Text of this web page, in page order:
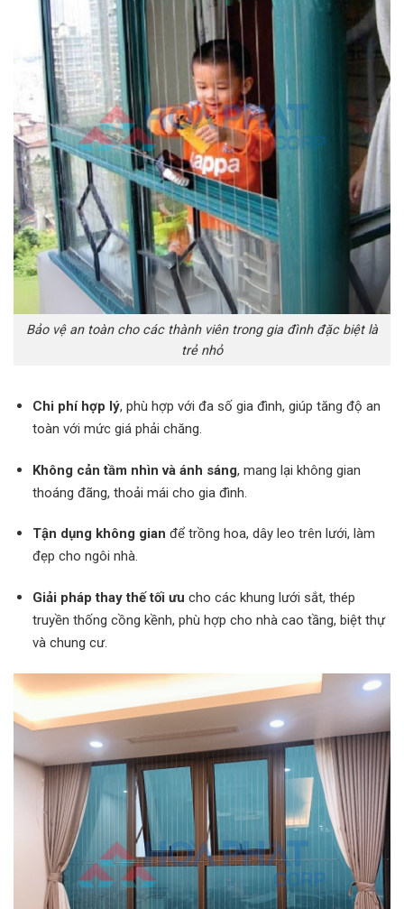
Bảo vệ an toàn cho các thành viên trong gia đình đặc biệt là
trẻ nhỏ
Chi phí hợp lý, phù hợp với đa số gia đình, giúp tăng độ an
toàn với mức giá phải chăng.
Không cản tầm nhìn và ánh sáng, mang lại không gian
thoáng đãng, thoải mái cho gia đình.
Tận dụng không gian để trồng hoa, dây leo trên lưới, làm
đẹp cho ngôi nhà.
Giải pháp thay thế tối ưu cho các khung lưới sắt, thép
truyền thống cồng kềnh, phù hợp cho nhà cao tầng, biệt thự
và chung cư.